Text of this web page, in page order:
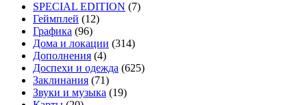
SPECIAL EDITION (7)
Геймплей (12)
Графика (96)
Дома и локации (314)
Дополнения (4)
Доспехи и одежда (625)
Заклинания (71)
Звуки и музыка (19)